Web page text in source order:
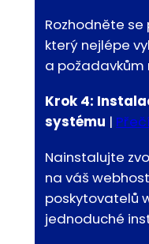
Rozhodněte
který nejlépe
a požadavkům
Krok 4:
systému |
Nainstalujte
na váš
poskytovatelů
jednoduché